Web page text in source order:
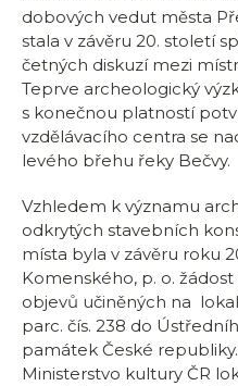
dobových vedut města
stala v závěru 20. století
četných diskuzí mezi
Teprve archeologický
s konečnou platností
vzdělávacího centra se
levého břehu řeky Bečvy.
Vzhledem k významu
odkrytých stavebních
místa byla v závěru roku
Komenského, p. o.
objevů učiněných na
parc. čís. 238 do
památek České
Ministerstvo kultury ČR